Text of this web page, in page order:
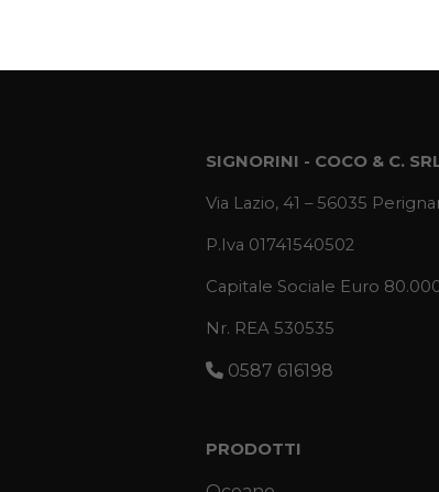
SIGNORINI - COCO & C.
Via Lazio, 41 – 56035
P.Iva 01741540502
Capitale Sociale Euro
Nr. REA 530535
0587 616198
PRODOTTI